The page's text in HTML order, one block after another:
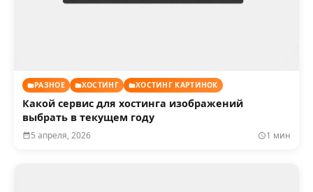
РАЗНОЕ ХОСТИНГ ХОСТИНГ КАРТИНОК
Какой сервис для хостинга изображений
выбрать в текущем году
5 апреля, 2026 1 мин